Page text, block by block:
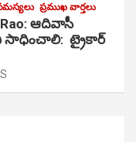
ప్రముఖ వార్తలు
Rao: ఆదివాసీ
సాధించాలి: ట్రైకార్